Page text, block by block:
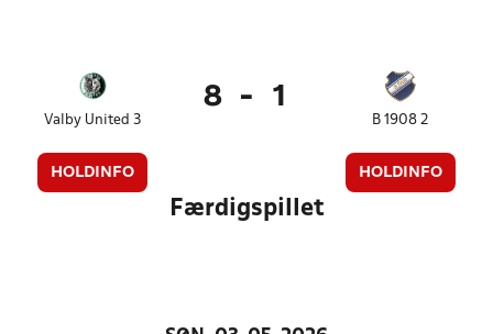
Valby United 3
HOLDINFO
8 - 1
B 1908 2
HOLDINFO
Færdigspillet